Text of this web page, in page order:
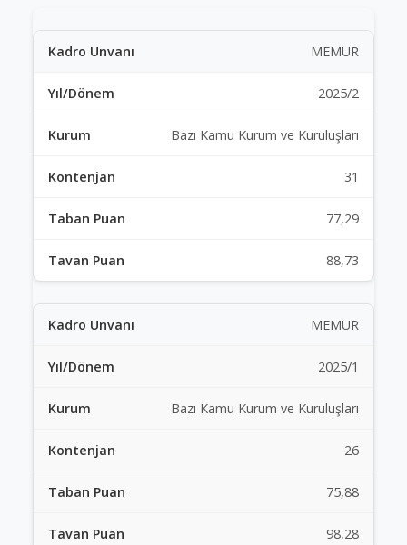
MEMUR
2025/2
Bazı Kamu Kurum ve Kuruluşları
31
77,29
88,73
MEMUR
2025/1
Bazı Kamu Kurum ve Kuruluşları
26
75,88
98,28